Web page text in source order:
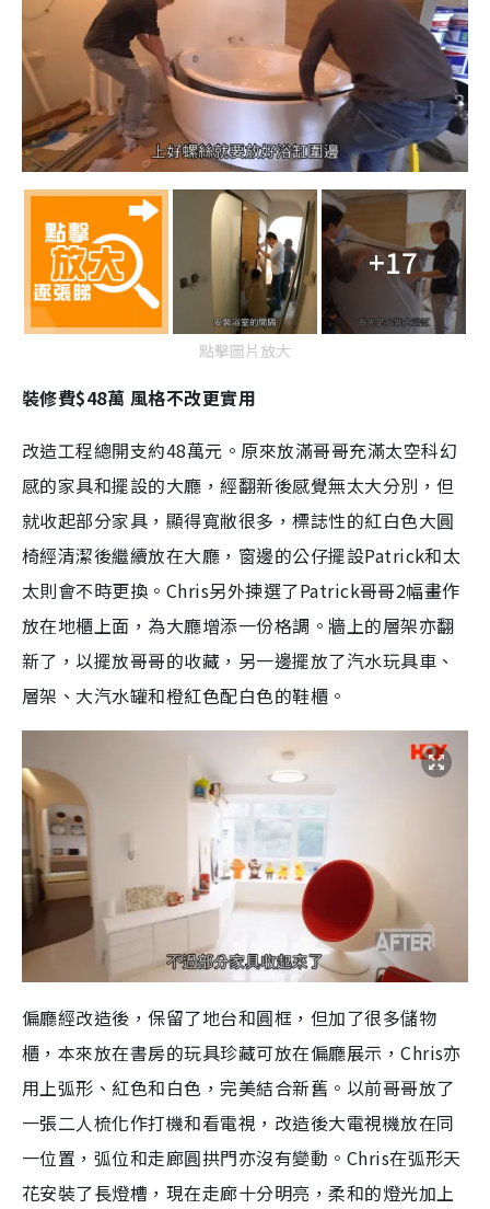
+17
點擊圖片放大
裝修費$48萬 風格不改更實用
改造工程總開支約48萬元。原來放滿哥哥充滿太空科幻
感的家具和擺設的大廳，經翻新後感覺無太大分別，但
就收起部分家具，顯得寬敝很多，標誌性的紅白色大圓
椅經清潔後繼續放在大廳，窗邊的公仔擺設Patrick和太
太則會不時更換。Chris另外揀選了Patrick哥哥2幅畫作
放在地櫃上面，為大廳增添一份格調。牆上的層架亦翻
新了，以擺放哥哥的收藏，另一邊擺放了汽水玩具車、
層架、大汽水罐和橙紅色配白色的鞋櫃。
偏廳經改造後，保留了地台和圓框，但加了很多儲物
櫃，本來放在書房的玩具珍藏可放在偏廳展示，Chris亦
用上弧形、紅色和白色，完美結合新舊。以前哥哥放了
一張二人梳化作打機和看電視，改造後大電視機放在同
一位置，弧位和走廊圓拱門亦沒有變動。Chris在弧形天
花安裝了長燈槽，現在走廊十分明亮，柔和的燈光加上